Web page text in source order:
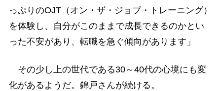
っぷりのOJT（オン・ザ・ジョブ・トレーニング）
を体験し、自分がこのままで成長できるのかとい
った不安があり、転職を急ぐ傾向があります」
その少し上の世代である30～40代の心境にも変
化があるようだ。錦戸さんが続ける。